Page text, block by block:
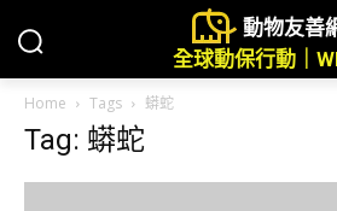
動物友善
全球動保行動｜
Home Tags 蟒蛇
Tag: 蟒蛇